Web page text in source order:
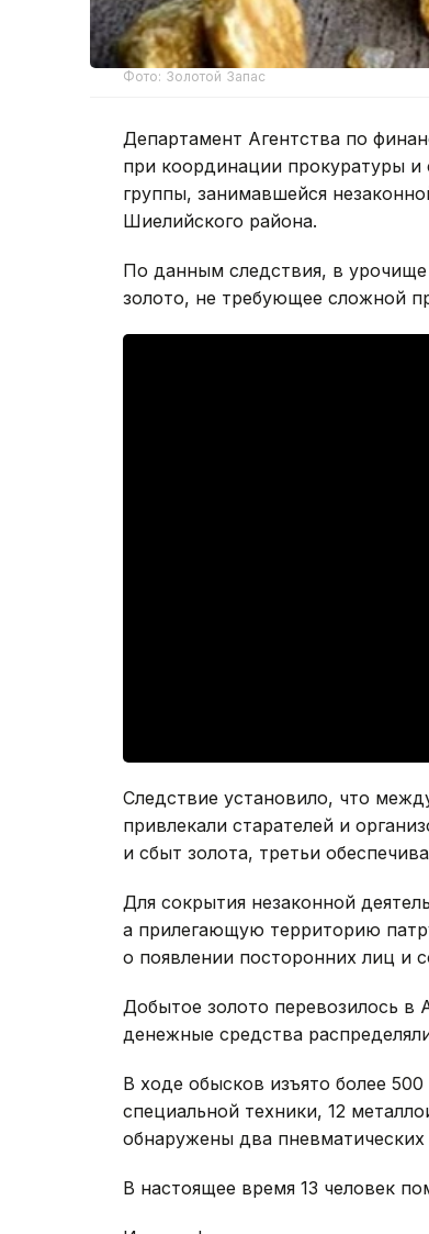
Фото: Золотой Запас
Департамент Агентства по
при координации прокуратуры
группы, занимавшейся
Шиелийского района.
По данным следствия, в
золото, не требующее сложной
Следствие установило, что
привлекали старателей и
и сбыт золота, третьи
Для сокрытия незаконной
а прилегающую территорию
о появлении посторонних лиц и
Добытое золото перевозилось в
денежные средства
В ходе обысков изъято более
специальной техники, 12
обнаружены два
В настоящее время 13 человек